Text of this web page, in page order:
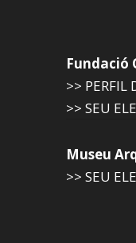
Fundació
>> PERFIL
>> SEU
Museu
>> SEU